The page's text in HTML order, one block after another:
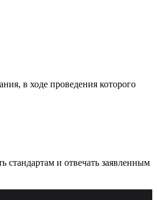
в ходе проведения которого
стандартам и отвечать заявленным